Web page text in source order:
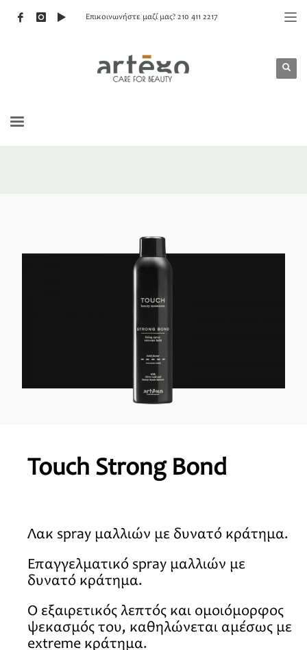
Επικοινωνήστε μαζί μας? 210 411 2217
Touch Strong Bond
Λακ spray μαλλιών με δυνατό κράτημα.
Επαγγελματικό spray μαλλιών με
δυνατό κράτημα.
Ο εξαιρετικός λεπτός και ομοιόμορφος
ψεκασμός του, καθηλώνεται αμέσως με
extreme κράτημα.